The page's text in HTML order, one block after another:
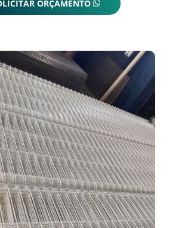
ORÇAMENTO